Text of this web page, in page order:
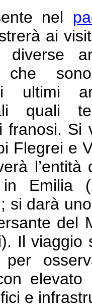
nel
ai
diverse
che
ultimi
quali
Si
Flegrei e
in Emilia
si darà
del
Il
e